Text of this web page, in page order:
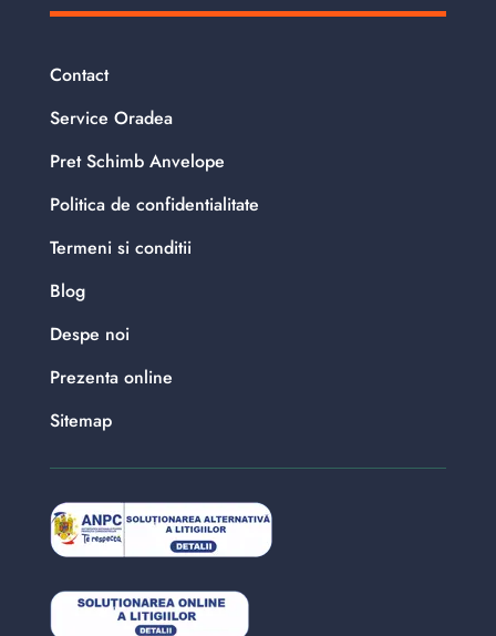
Contact
Service Oradea
Pret Schimb Anvelope
Politica de confidentialitate
Termeni si conditii
Blog
Despe noi
Prezenta online
Sitemap